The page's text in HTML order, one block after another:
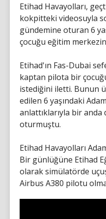
Etihad Havayolları,
kokpitteki videosuyla
gündemine oturan 6
çocuğu eğitim
Etihad'ın Fas-Dubai
kaptan pilota bir
istediğini iletti. Bunun
edilen 6 yaşındaki
anlattıklarıyla bir
oturmuştu.
Etihad Havayolları
Bir günlüğüne Etihad
olarak simülatörde
Airbus A380 pilotu